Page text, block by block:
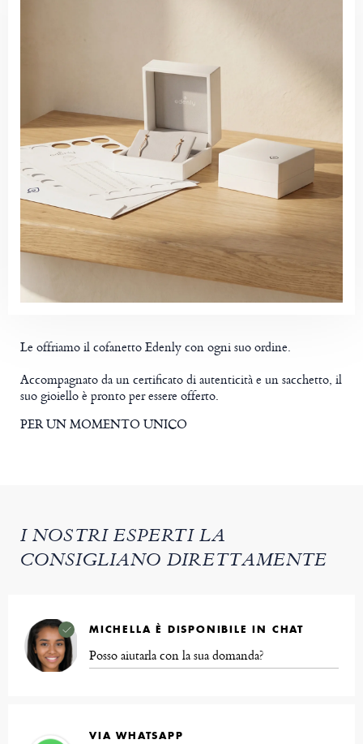
Le offriamo il cofanetto Edenly con ogni suo ordine.
Accompagnato da un certificato di autenticità e un sacchetto, il
suo gioiello è pronto per essere offerto.
PER UN MOMENTO UNICO
I NOSTRI ESPERTI LA
CONSIGLIANO DIRETTAMENTE
MICHELLA È DISPONIBILE IN CHAT
Posso aiutarla con la sua domanda?
VIA WHATSAPP